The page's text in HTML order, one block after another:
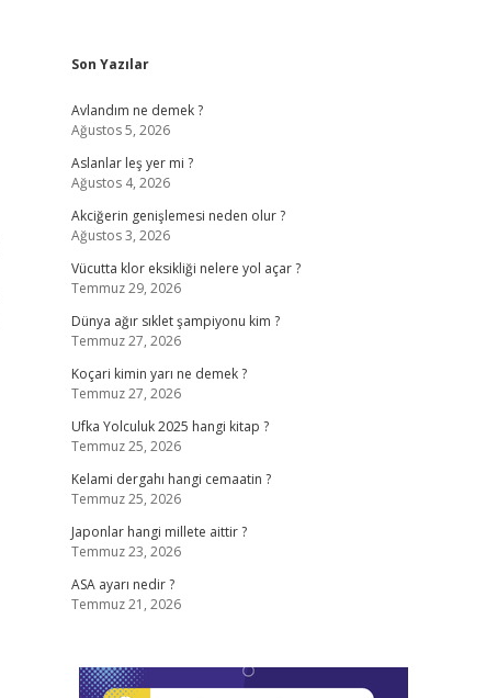
Sidebar
Son Yazılar
Avlandım ne demek ?
Ağustos 5, 2026
Aslanlar leş yer mi ?
Ağustos 4, 2026
Akciğerin genişlemesi neden olur ?
Ağustos 3, 2026
Vücutta klor eksikliği nelere yol açar ?
Temmuz 29, 2026
Dünya ağır sıklet şampiyonu kim ?
Temmuz 27, 2026
Koçari kimin yarı ne demek ?
Temmuz 27, 2026
Ufka Yolculuk 2025 hangi kitap ?
Temmuz 25, 2026
Kelami dergahı hangi cemaatin ?
Temmuz 25, 2026
Japonlar hangi millete aittir ?
Temmuz 23, 2026
ASA ayarı nedir ?
Temmuz 21, 2026